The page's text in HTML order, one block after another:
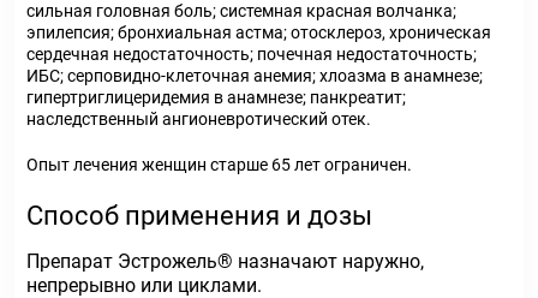
сильная головная боль; системная красная волчанка;
эпилепсия; бронхиальная астма; отосклероз, хроническая
сердечная недостаточность; почечная недостаточность;
ИБС; серповидно-клеточная анемия; хлоазма в анамнезе;
гипертриглицеридемия в анамнезе; панкреатит;
наследственный ангионевротический отек.
Опыт лечения женщин старше 65 лет ограничен.
Способ применения и дозы
Препарат Эстрожель® назначают наружно,
непрерывно или циклами.